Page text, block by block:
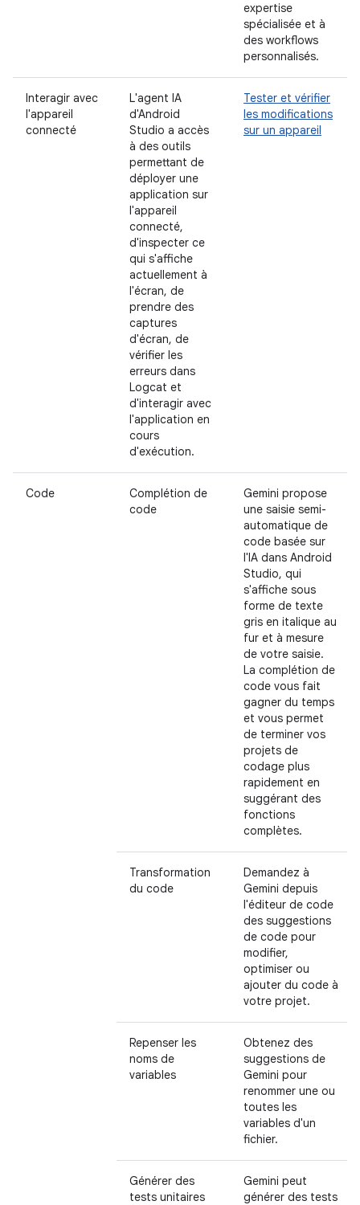
expertise
spécialisée et à
des workflows
personnalisés.
Interagir avec
l'appareil
connecté
L'agent IA
d'Android
Studio a accès
à des outils
permettant de
déployer une
application sur
l'appareil
connecté,
d'inspecter ce
qui s'affiche
actuellement à
l'écran, de
prendre des
captures
d'écran, de
vérifier les
erreurs dans
Logcat et
d'interagir avec
l'application en
cours
d'exécution.
Tester et vérifier
les modifications
sur un appareil
Code
Complétion de
code
Gemini propose
une saisie semi-
automatique de
code basée sur
l'IA dans Android
Studio, qui
s'affiche sous
forme de texte
gris en italique au
fur et à mesure
de votre saisie.
La complétion de
code vous fait
gagner du temps
et vous permet
de terminer vos
projets de
codage plus
rapidement en
suggérant des
fonctions
complètes.
Transformation
du code
Demandez à
Gemini depuis
l'éditeur de code
des suggestions
de code pour
modifier,
optimiser ou
ajouter du code à
votre projet.
Repenser les
noms de
variables
Obtenez des
suggestions de
Gemini pour
renommer une ou
toutes les
variables d'un
fichier.
Générer des
tests unitaires
Gemini peut
générer des tests